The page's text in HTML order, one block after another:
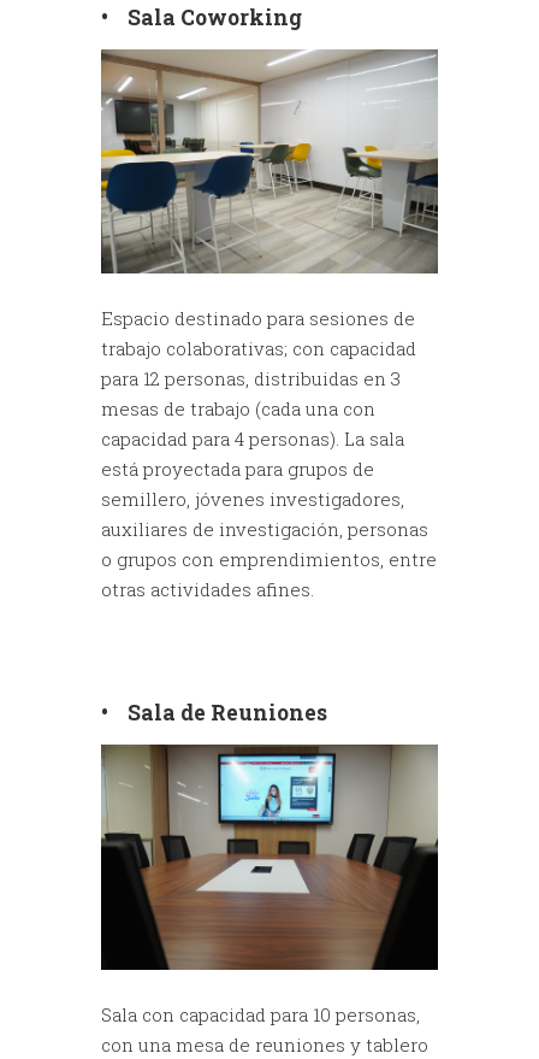
• Sala Coworking
Espacio destinado para sesiones de
trabajo colaborativas; con capacidad
para 12 personas, distribuidas en 3
mesas de trabajo (cada una con
capacidad para 4 personas). La sala
está proyectada para grupos de
semillero, jóvenes investigadores,
auxiliares de investigación, personas
o grupos con emprendimientos, entre
otras actividades afines.
• Sala de Reuniones
Sala con capacidad para 10 personas,
con una mesa de reuniones y tablero